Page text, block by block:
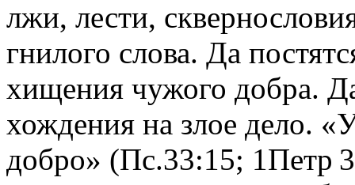
лжи, лести,
гнилого слова. Да
хищения чужого добра.
хождения на злое дело.
добро» (Пс.33:15; 1Петр